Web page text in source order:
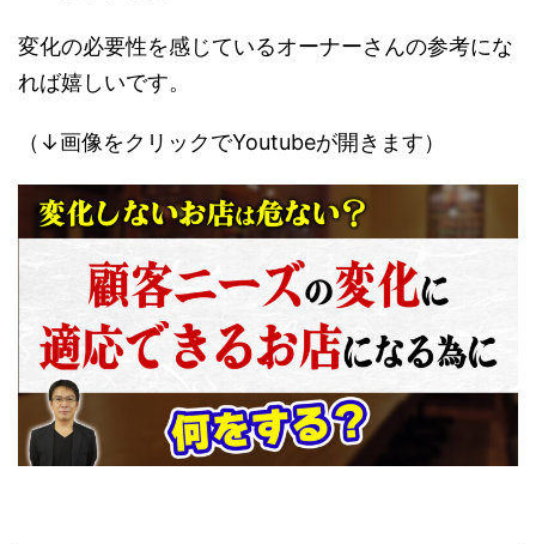
変化の必要性を感じているオーナーさんの参考にな
れば嬉しいです。
（↓画像をクリックでYoutubeが開きます）